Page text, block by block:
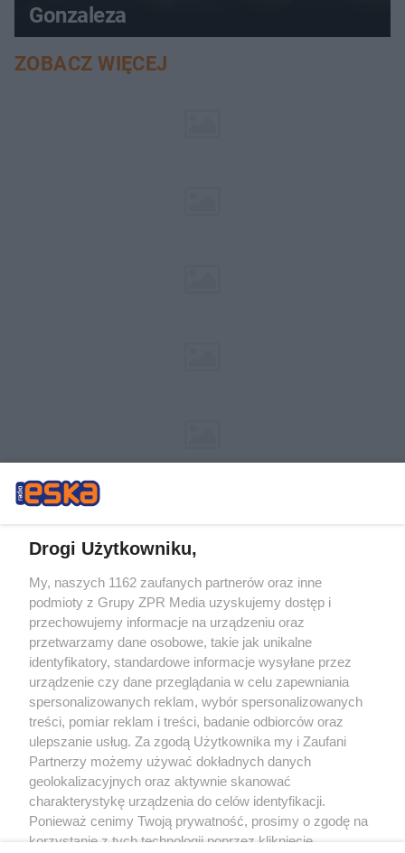
Gonzaleza
ZOBACZ WIĘCEJ
Żaden utwór zamieszczony w serwisie nie może być powielany i
rozpowszechniany lub dalej rozpowszechniany w jakikolwiek sposób (w
tym także elektroniczny lub mechaniczny) na jakimkolwiek polu
eksploatacji w jakiejkolwiek formie, włącznie z umieszczaniem w Internecie
bez pisemnej zgody właściciela praw. Jakiekolwiek użycie lub
wykorzystanie utworów w całości lub w części z naruszeniem prawa, tzn.
bez właściwej zgody, jest zabronione pod groźbą kary i może być ścigane
prawnie.
O nas
Drogi Użytkowniku,
My, naszych 1162 zaufanych partnerów oraz inne
podmioty z Grupy ZPR Media uzyskujemy dostęp i
przechowujemy informacje na urządzeniu oraz
przetwarzamy dane osobowe, takie jak unikalne
identyfikatory, standardowe informacje wysyłane przez
urządzenie czy dane przeglądania w celu zapewniania
spersonalizowanych reklam, wybór spersonalizowanych
treści, pomiar reklam i treści, badanie odbiorców oraz
ulepszanie usług. Za zgodą Użytkownika my i Zaufani
Partnerzy możemy używać dokładnych danych
geolokalizacyjnych oraz aktywnie skanować
charakterystykę urządzenia do celów identyfikacji.
Ponieważ cenimy Twoją prywatność, prosimy o zgodę na
korzystanie z tych technologii poprzez kliknięcie